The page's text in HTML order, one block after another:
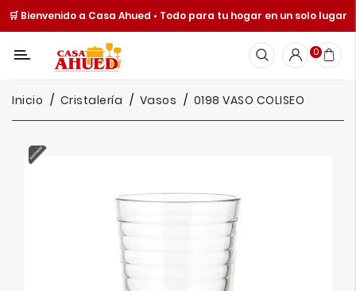
🛒 Bienvenido a Casa Ahued • Todo para tu hogar en un solo lugar
Categoría
Cocina
Y
0
Inicio Cristalería Vasos 0198 VASO COLISEO